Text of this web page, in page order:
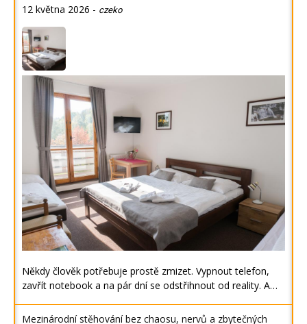
12 května 2026 - czeko
Někdy člověk potřebuje prostě zmizet. Vypnout telefon,
zavřít notebook a na pár dní se odstřihnout od reality. A…
Mezinárodní stěhování bez chaosu, nervů a zbytečných